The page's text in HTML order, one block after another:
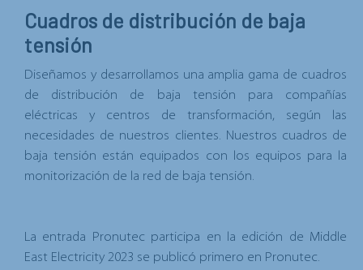
Cuadros de distribución de baja
tensión
Diseñamos y desarrollamos una amplia gama de cuadros
de distribución de baja tensión para compañías
eléctricas y centros de transformación, según las
necesidades de nuestros clientes. Nuestros cuadros de
baja tensión están equipados con los equipos para la
monitorización de la red de baja tensión.
La entrada
Pronutec participa en la edición de Middle
East Electricity 2023 se publicó primero en Pronutec.